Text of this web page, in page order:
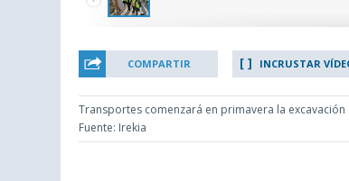
COMPARTIR INCRUSTAR
Transportes comenzará en primavera la
Fuente: Irekia